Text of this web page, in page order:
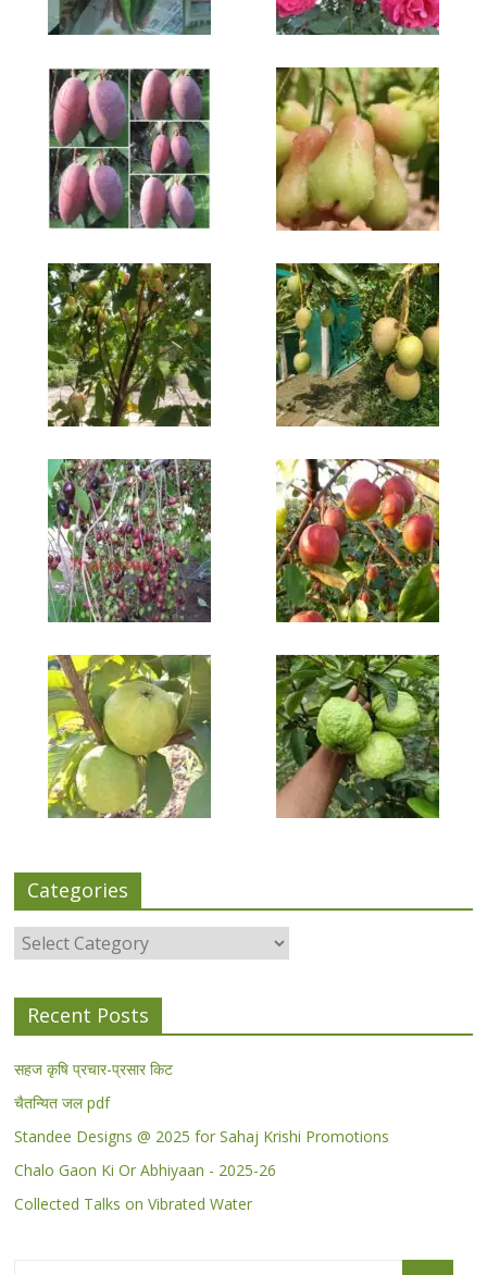
Categories
Categories
Recent Posts
सहज कृषि प्रचार-प्रसार किट
चैतन्यित जल pdf
Standee Designs @ 2025 for Sahaj Krishi Promotions
Chalo Gaon Ki Or Abhiyaan - 2025-26
Collected Talks on Vibrated Water